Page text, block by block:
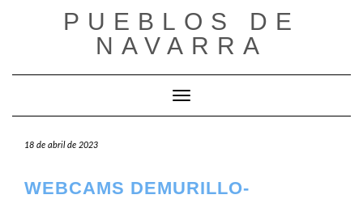
PUEBLOS DE
NAVARRA
Cambiar modo de navegación
18 de abril de 2023
WEBCAMS DEMURILLO-